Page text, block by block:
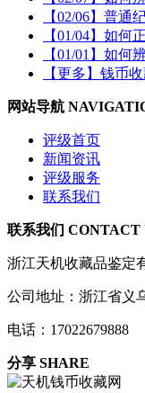
【02/06】普通
【01/04】如何
【01/01】如何
【更多】钱币
网站导航
评级首页
新闻资讯
评级服务
联系我们
联系我们 CONTACT
浙江天机收藏品鉴定
公司地址：浙江省义
电话：17022679888
分享 SHARE